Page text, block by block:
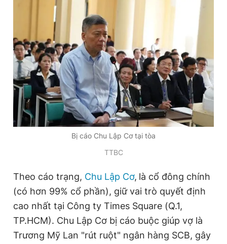
Bị cáo Chu Lập Cơ tại tòa
TTBC
Theo cáo trạng, Chu Lập Cơ, là cổ đông chính
(có hơn 99% cổ phần), giữ vai trò quyết định
cao nhất tại Công ty Times Square (Q.1,
TP.HCM). Chu Lập Cơ bị cáo buộc giúp vợ là
Trương Mỹ Lan "rút ruột" ngân hàng SCB, gây